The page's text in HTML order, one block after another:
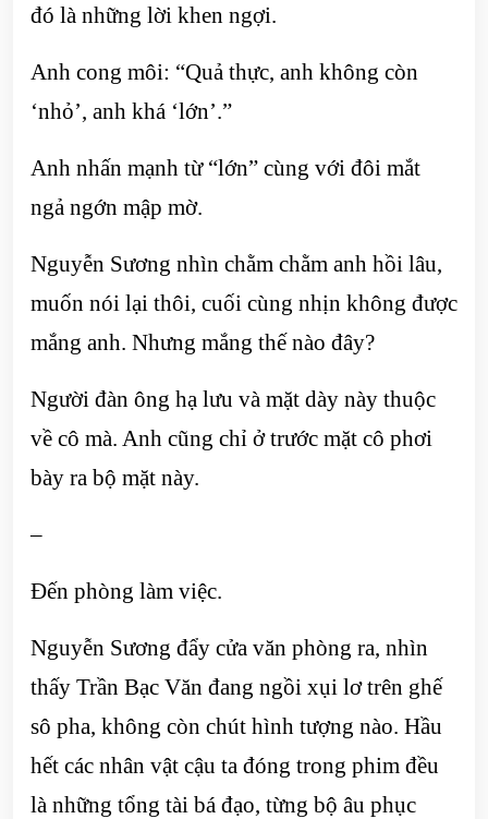
đó là những lời khen ngợi.
Anh cong môi: “Quả thực, anh không còn
‘nhỏ’, anh khá ‘lớn’.”
Anh nhấn mạnh từ “lớn” cùng với đôi mắt
ngả ngớn mập mờ.
Nguyễn Sương nhìn chằm chằm anh hồi lâu,
muốn nói lại thôi, cuối cùng nhịn không được
mắng anh. Nhưng mắng thế nào đây?
Người đàn ông hạ lưu và mặt dày này thuộc
về cô mà. Anh cũng chỉ ở trước mặt cô phơi
bày ra bộ mặt này.
–
Đến phòng làm việc.
Nguyễn Sương đẩy cửa văn phòng ra, nhìn
thấy Trần Bạc Văn đang ngồi xụi lơ trên ghế
sô pha, không còn chút hình tượng nào. Hầu
hết các nhân vật cậu ta đóng trong phim đều
là những tổng tài bá đạo, từng bộ âu phục